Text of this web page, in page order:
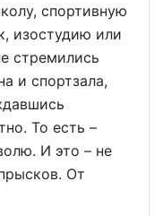
спортивную
изостудию или
стремились
и спортзала,
То есть –
И это – не
От